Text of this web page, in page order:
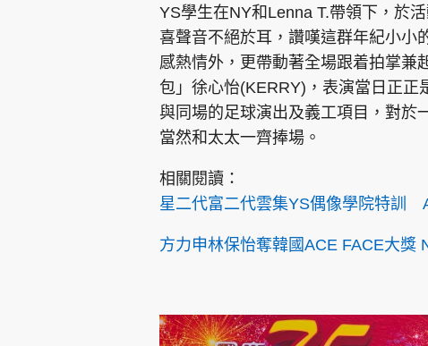
YS學生在NY和Lenna T.帶領下，於
喜聲音不絕於耳，讚嘆這群年紀小小
感熱情外，更帶動著全場跟着拍掌兼
包」徐心怡(KERRY)，表演當日正
與同場的足球演出及義工項目，對於
當然和太太一齊捧場。
相關閱讀：
星二代富二代雲集YS偶像學院特訓
方力申林保怡奪韓國ACE FACE大獎